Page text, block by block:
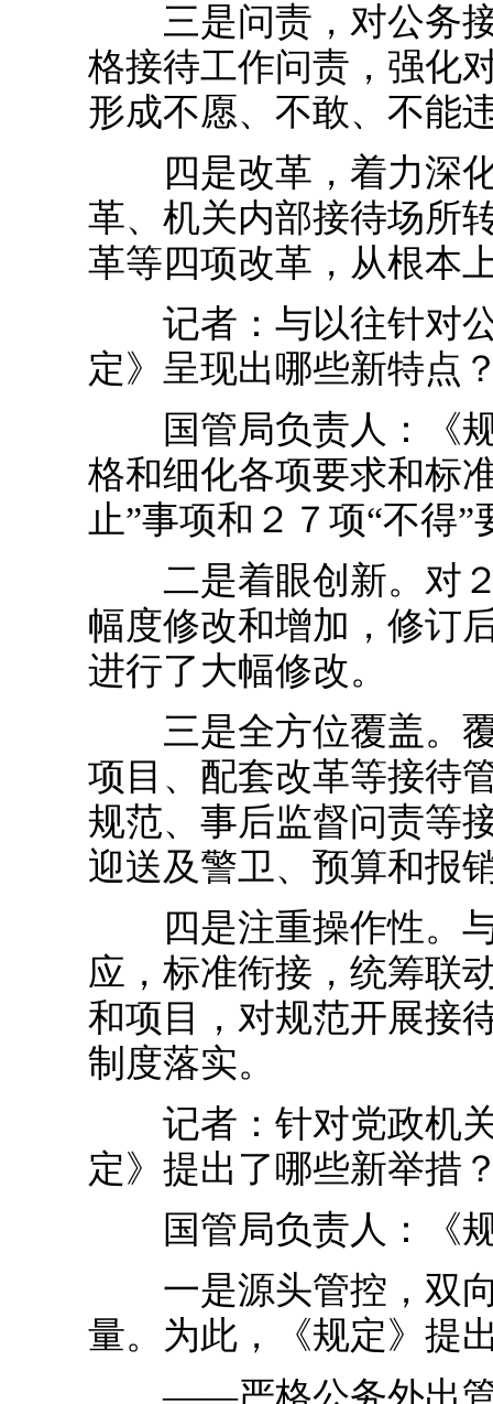
三是问责，对公务接
格接待工作问责，强化
形成不愿、不敢、不能
四是改革，着力深化
革、机关内部接待场所
革等四项改革，从根本
记者：与以往针对公
定》呈现出哪些新特点
国管局负责人：《规
格和细化各项要求和标
止”事项和２７项“不得”
二是着眼创新。对２
幅度修改和增加，修订
进行了大幅修改。
三是全方位覆盖。覆
项目、配套改革等接待
规范、事后监督问责等
迎送及警卫、预算和报
四是注重操作性。与
应，标准衔接，统筹联
和项目，对规范开展接
制度落实。
记者：针对党政机关
定》提出了哪些新举措
国管局负责人：《规
一是源头管控，双向
量。为此，《规定》提
——严格公务外出管